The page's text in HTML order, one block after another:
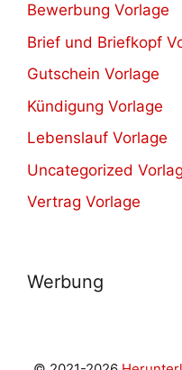
Bewerbung Vorlage
Brief und Briefkopf
Gutschein Vorlage
Kündigung Vorlage
Lebenslauf Vorlage
Uncategorized
Vertrag Vorlage
Werbung